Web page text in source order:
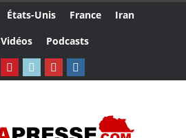
États-Unis France
Iran
Vidéos Podcasts